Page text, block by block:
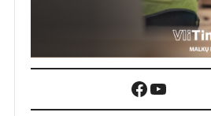
Facebook
YouTube